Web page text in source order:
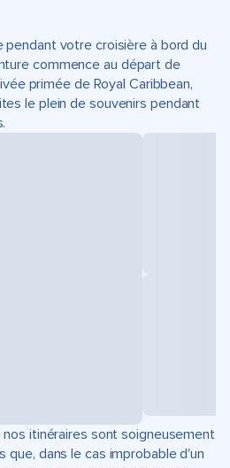
pendant votre croisière à bord du
commence au départ de
primée de Royal Caribbean,
le plein de souvenirs pendant
itinéraires sont soigneusement
que, dans le cas improbable d'un